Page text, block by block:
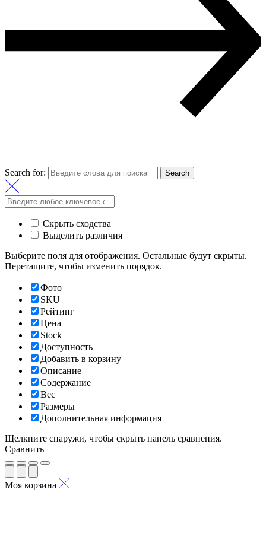
Search for: Search
Скрыть сходства
Выделить различия
Выберите поля для отображения. Остальные будут скрыты.
Перетащите, чтобы изменить порядок.
Фото
SKU
Рейтинг
Цена
Stock
Доступность
Добавить в корзину
Описание
Содержание
Вес
Размеры
Дополнительная информация
Щелкните снаружи, чтобы скрыть панель сравнения.
Сравнить
Моя корзина